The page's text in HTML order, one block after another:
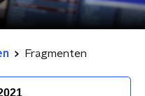
Fragmenten